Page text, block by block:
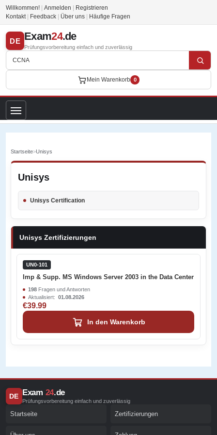
Willkommen! Anmelden
Registrieren
Kontakt
Feedback Über uns Häufige Fragen
DE Exam24.de
Prüfungsvorbereitung einfach und zuverlässig
Mein Warenkorb 0
Startseite>Unisys
Unisys
Unisys Certification
Unisys Zertifizierungen
UN0-101
Imp & Supp. MS Windows Server 2003 in the Data Center
198 Fragen und Antworten
Aktualisiert: 01.08.2026
€39.99
In den Warenkorb
DE Exam 24.de
Prüfungsvorbereitung einfach und zuverlässig
Startseite Zertifizierungen